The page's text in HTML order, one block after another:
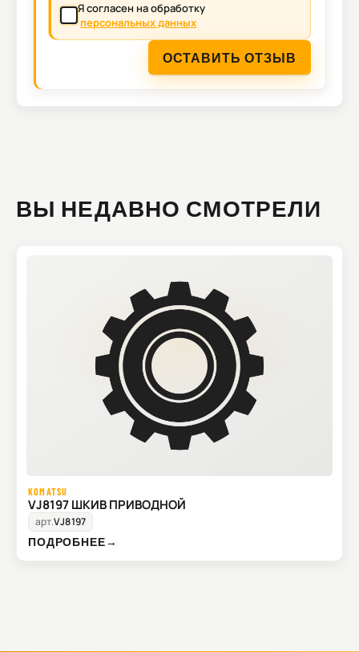
Я согласен на обработку
персональных данных
ОСТАВИТЬ ОТЗЫВ
ВЫ НЕДАВНО СМОТРЕЛИ
KOMATSU
VJ8197 ШКИВ ПРИВОДНОЙ
арт.VJ8197
ПОДРОБНЕЕ→